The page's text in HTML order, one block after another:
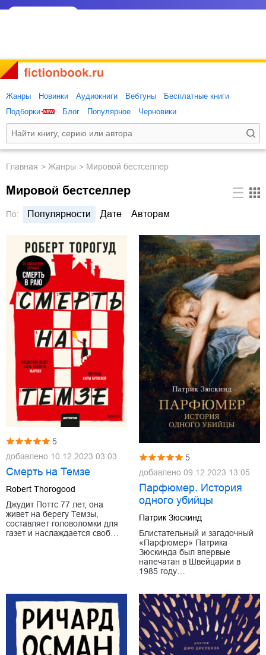
Жанры Новинки Аудиокниги Вебтуны
Бесплатные книги
Подборки
Блог Популярное Черновики
Главная Жанры Мировой бестселлер
Мировой бестселлер
По: Популярности Дате Авторам
5
добавлено 10.12.2023 03:03
Смерть на Темзе
Robert Thorogood
Джудит Поттс 77 лет, она
живет на берегу Темзы,
составляет головоломки для
газет и наслаждается своб…
5
добавлено 09.12.2023 13:05
Парфюмер. История
одного убийцы
Патрик Зюскинд
Блистательный и загадочный
«Парфюмер» Патрика
Зюскинда был впервые
напечатан в Швейцарии в
1985 году…